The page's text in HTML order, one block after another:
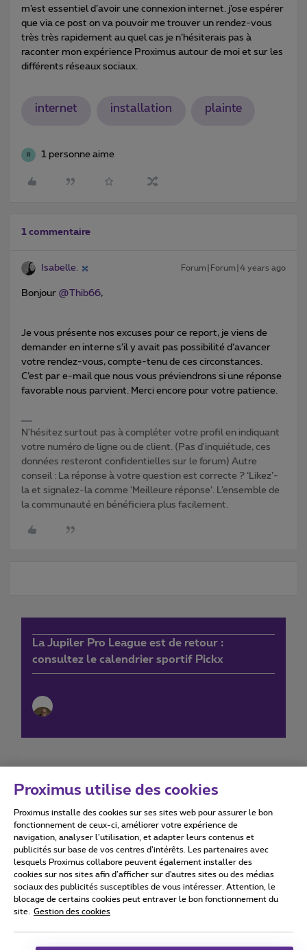
m’est essentiel d’avoir une connexion internet. j’ose espérer
que via ce post on va pouvoir me trouver un rendez-vous
très très rapidement au quel cas je n’hésiterais pas à
raconter mon expérience Proximus autour de moi et sur les
différents réseaux sociaux.
internet installation plainte
R 1 personne aime
1 commentaire
Isabelle. Forum|Forum|4 years ago
Bonjour @Thib66,
Je vous présente nos excuses pour ce report, je viens de
demander en interne s’il y avait pas possibilité d’avancer
votre rendez-vous, compte-tenu de ces circonstances.
C’est par e-mail que nous vous préviendrons si une réponse
favorable nous parvient. Merci encore pour votre patience.
N'hésitez surtout pas à compléter votre profil en indiquant
votre numéro de ligne ou de client. (Pas d'inquiétude, ces
données resteront confidentielles sur le forum) Autre
conseil : La réponse à votre question est correcte ? ‘Likez’-
la et signalez-la comme ‘Meilleure réponse’. L’ensemble de
la communauté en bénéficiera plus facilement.
La Jupiler Pro League est de retour :
consultez le calendrier sportif Pickx
Conditions d'utilisation Accessibility statement
Tous droits réservés. © 2026 Proximus
Conditions générales, info consommateur
Proximus utilise des cookies
Proximus installe des cookies sur ses sites web pour assurer le bon
fonctionnement de ceux-ci, améliorer votre expérience de
navigation, analyser l’utilisation, et adapter leurs contenus et
publicités sur base de vos centres d’intérêts. Les partenaires avec
lesquels Proximus collabore peuvent également installer des
cookies sur nos sites afin d’afficher sur d'autres sites ou des médias
sociaux des publicités susceptibles de vous intéresser. Attention, le
blocage de certains cookies peut entraver le bon fonctionnement du
site.
Gestion des cookies